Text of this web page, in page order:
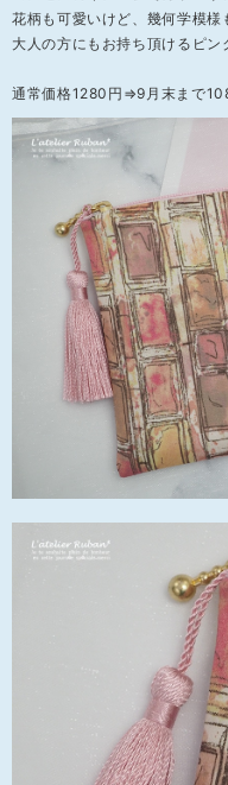
花柄も可愛いけど、幾何学模様
大人の方にもお持ち頂けるピン
通常価格1280円⇒9月末まで